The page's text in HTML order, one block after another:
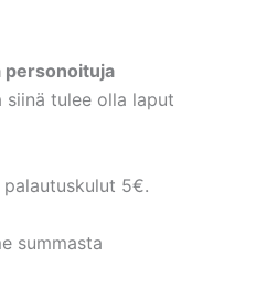
personoituja
tulee olla laput
5€.
summasta